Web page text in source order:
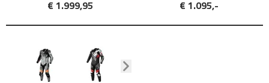
€ 1.999,95 € 1.095,-